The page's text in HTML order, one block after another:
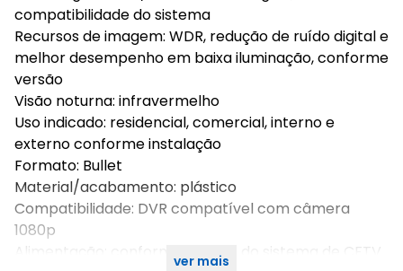
compatibilidade do sistema
Recursos de imagem: WDR, redução de ruído digital e
melhor desempenho em baixa iluminação, conforme
versão
Visão noturna: infravermelho
Uso indicado: residencial, comercial, interno e
externo conforme instalação
Formato: Bullet
Material/acabamento: plástico
Compatibilidade: DVR compatível com câmera
1080p
Alimentação: conforme padrão do sistema de CFTV
ver mais